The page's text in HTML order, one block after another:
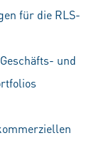
für die RLS-
und